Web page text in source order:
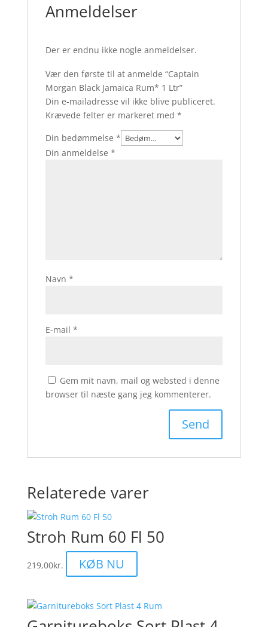
Anmeldelser
Der er endnu ikke nogle anmeldelser.
Vær den første til at anmelde “Captain
Morgan Black Jamaica Rum* 1 Ltr”
Din e-mailadresse vil ikke blive publiceret.
Krævede felter er markeret med *
Din bedømmelse *
Din anmeldelse *
Navn *
E-mail *
Gem mit navn, mail og websted i denne
browser til næste gang jeg kommenterer.
Relaterede varer
Stroh Rum 60 Fl 50
219,00kr. KØB NU